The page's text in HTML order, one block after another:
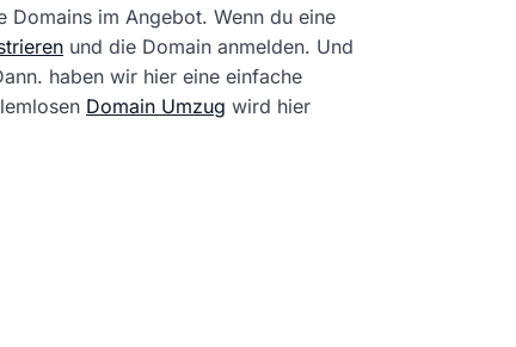
Domains im Angebot. Wenn du eine
und die Domain anmelden. Und
haben wir hier eine einfache
Domain Umzug wird hier